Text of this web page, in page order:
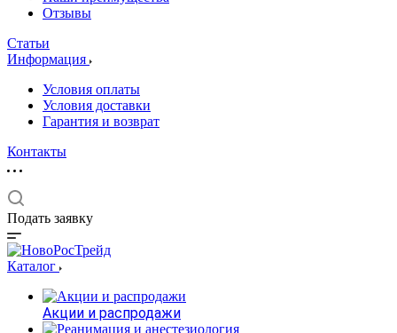
Отзывы
Статьи
Информация
Условия оплаты
Условия доставки
Гарантия и возврат
Контакты
Подать заявку
Каталог
Акции и распродажи